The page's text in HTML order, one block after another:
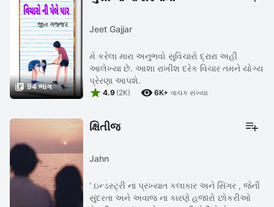
 94 ભાગ
Jeet Gajjar
મે કરેલા મારા અનુભવો સુવિચારો દ્રારા અહી
આલેખ્યા છે. આશા રાખીશ દરેક વિચાર તમને યોગ્ય
પ્રેરણા આપશે.
 4.9 (2K)  6K+ વાચક સંખ્યા
ક્ષિતીજ
Jahn
' ઇન્ડસ્ટ્રી ના પ્રખ્યાત કલાકાર અને સિંગર , જેની
સુંદરતા અને અવાજ ના કારણે હજારો છોકરીઓ